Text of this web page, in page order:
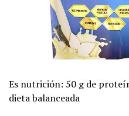
Es nutrición: 50 g de
dieta balanceada